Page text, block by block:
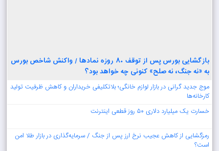
بازگشایی بورس پس از توقف ۸۰ روزه نمادها / واکنش شاخص بورس
به «نه جنگ، نه صلح» کنونی چه خواهد بود؟
موج جدید گرانی در بازار لوازم خانگی؛ بلاتکلیفی خریداران و کاهش ظرفیت تولید
کارخانه‌ها
خسارت یک میلیارد دلاری ۵۰ روز قطعی اینترنت
رمزگشایی از کاهش عجیب نرخ ارز پس از جنگ / سرمایه‌گذاری در بازار طلا امن
است؟